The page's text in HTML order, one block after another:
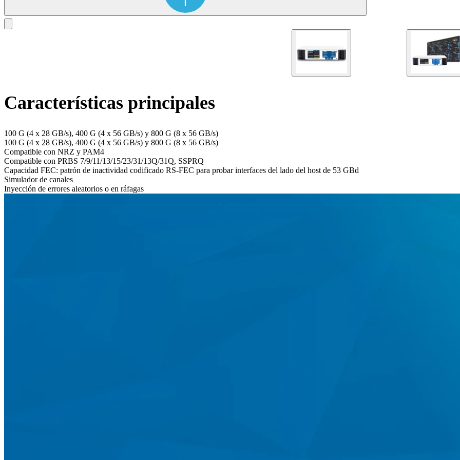
Características principales
100 G (4 x 28 GB/s), 400 G (4 x 56 GB/s) y 800 G (8 x 56 GB/s)
100 G (4 x 28 GB/s), 400 G (4 x 56 GB/s) y 800 G (8 x 56 GB/s)
Compatible con NRZ y PAM4
Compatible con PRBS 7/9/11/13/15/23/31/13Q/31Q, SSPRQ
Capacidad FEC: patrón de inactividad codificado RS-FEC para probar interfaces del lado del host de 53 GBd
Simulador de canales
Inyección de errores aleatorios o en ráfagas